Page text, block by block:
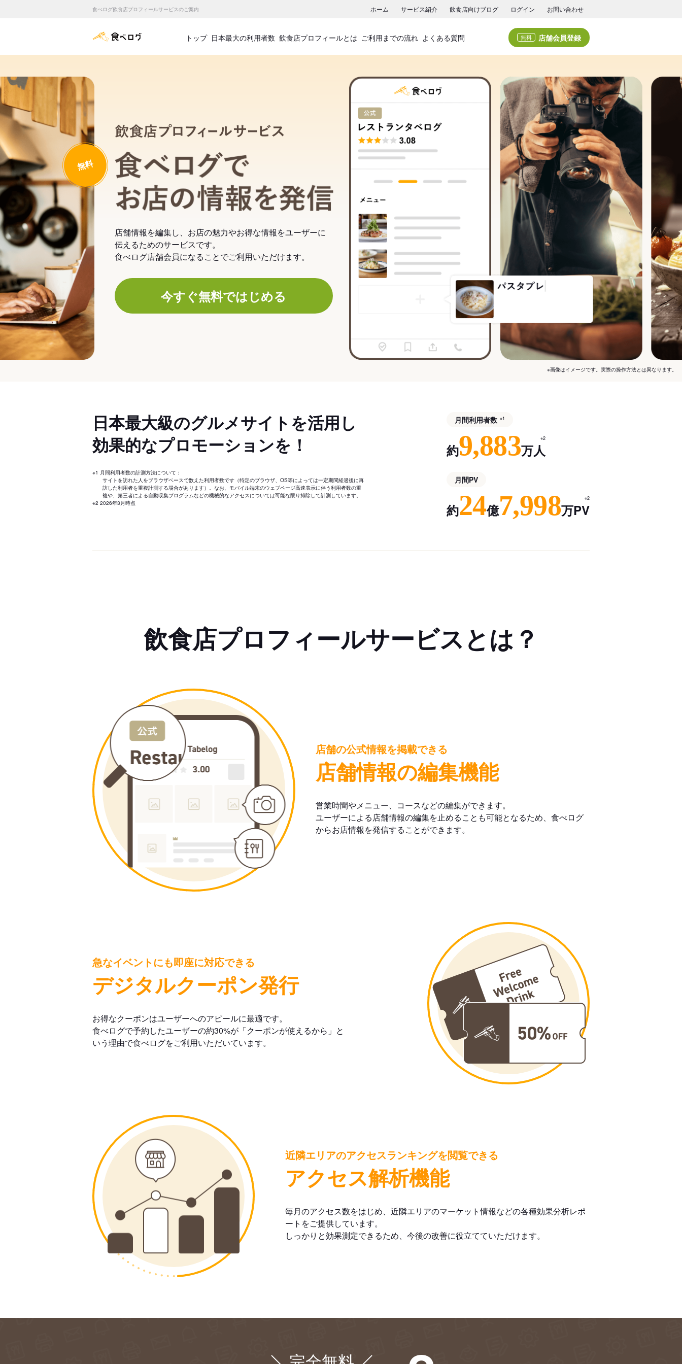
食べログ飲食店プロフィールサービスのご案内 ホーム サービス紹介 飲食店向けブログ ログイン お問い合わせ
食べログ店舗管理画面
トップ 日本最大の利用者数 飲食店プロフィールとは ご利用までの流れ よくある質問 無料 店舗会員登録
飲食店プロフィールサービス
食べログでお店の情報を発信
無料
店舗情報を編集し、お店の魅力やお得な情報をユーザーに
伝えるためのサービスです。
食べログ店舗会員になることでご利用いただけます。
今すぐ無料ではじめる
※画像はイメージです。実際の操作方法とは異なります。
日本最大級のグルメサイトを活用し
効果的なプロモーションを！
※1 月間利用者数の計測方法について：
サイトを訪れた人をブラウザベースで数えた利用者数です（特定のブラウザ、OS等によっては一定期間経過後に再
訪した利用者を重複計測する場合があります）。なお、モバイル端末のウェブページ高速表示に伴う利用者数の重
複や、第三者による自動収集プログラムなどの機械的なアクセスについては可能な限り排除して計測しています。
※2 2026年3月時点
月間利用者数 ※1
約9,883万人
※2
月間PV
約24億7,998万PV
※2
飲食店プロフィールサービスとは？
店舗の公式情報を掲載できる
店舗情報の編集機能
営業時間やメニュー、コースなどの編集ができます。
ユーザーによる店舗情報の編集を止めることも可能となるため、食べログ
からお店情報を発信することができます。
急なイベントにも即座に対応できる
デジタルクーポン発行
お得なクーポンはユーザーへのアピールに最適です。
食べログで予約したユーザーの約30%が「クーポンが使えるから」と
いう理由で食べログをご利用いただいています。
近隣エリアのアクセスランキングを閲覧できる
アクセス解析機能
毎月のアクセス数をはじめ、近隣エリアのマーケット情報などの各種効果分析レポ
ートをご提供しています。
しっかりと効果測定できるため、今後の改善に役立てていただけます。